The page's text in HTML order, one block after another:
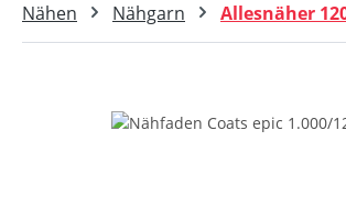
Nähen Nähgarn Allesnäher
Bildergalerie überspringen